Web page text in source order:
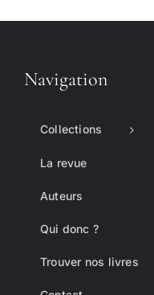
Navigation
Collections
La revue
Auteurs
Qui donc ?
Trouver nos livres